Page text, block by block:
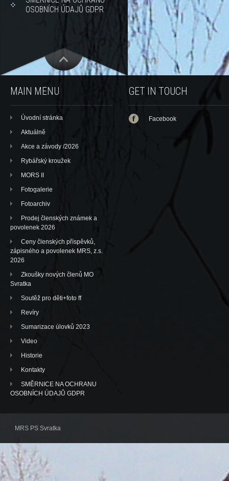
OSOBNÍCH ÚDAJŮ GDPR
MAIN MENU
Úvodní stránka
Aktuálně
Akce a závody /2026
Rybářský kroužek
MORS II
Fotogalerie
Fotoarchiv
Prodej členských známek a
povolenek 2026
Ceny členských příspěvků,
zápisného a povolenek MRS, z.s.
2026
Zkoušky nových členů MO
Svratka
Soutěž pro děti+foto ff
Revíry
Sumarizace úlovků 2023
Video
Historie
Kontakty
SMĚRNICE NA OCHRANU
OSOBNÍCH ÚDAJŮ GDPR
GET IN TOUCH
Facebook
MRS PS Svratka